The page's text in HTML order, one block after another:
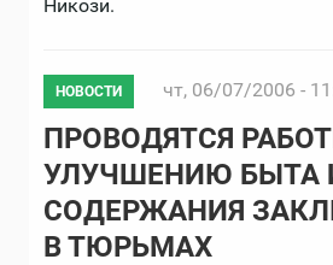
Никози.
НОВОСТИ чт, 06/07/2006 -
ПРОВОДЯТСЯ
УЛУЧШЕНИЮ БЫТА
СОДЕРЖАНИЯ
В ТЮРЬМАХ